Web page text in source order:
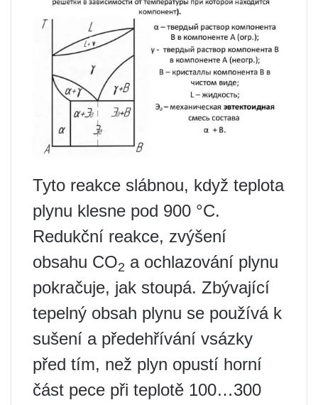
Tyto reakce slábnou, když teplota
plynu klesne pod 900 °C.
Redukční reakce, zvýšení
obsahu CO2 a ochlazování plynu
pokračuje, jak stoupá. Zbývající
tepelný obsah plynu se používá k
sušení a předehřívání vsázky
před tím, než plyn opustí horní
část pece při teplotě 100…300